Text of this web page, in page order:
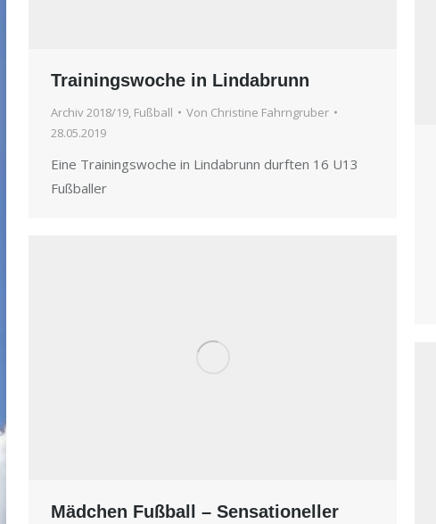
Trainingswoche in Lindabrunn
Archiv 2018/19 Fußball Von Christine Fahrngruber
28.05.2019
Eine Trainingswoche in Lindabrunn durften 16 U13
Fußballer
Mädchen Fußball – Sensationeller